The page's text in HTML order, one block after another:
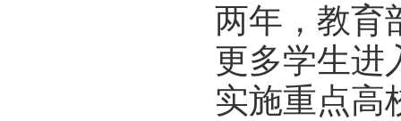
两年，教育
更多学生进
实施重点高